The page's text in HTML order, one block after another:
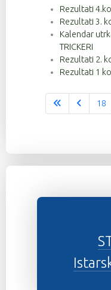
Rezultati
Rezultati 3.
Kalendar
TRICKERI
Rezultati 2.
Rezultati 1
18